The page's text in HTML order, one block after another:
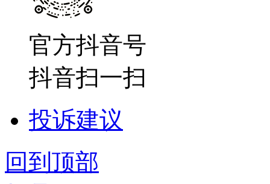
官方抖音号
抖音扫一扫
投诉建议
回到顶部